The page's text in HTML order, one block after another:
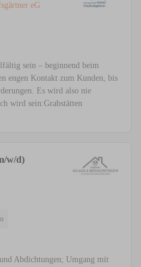
eG
sein – beginnend beim
engen Kontakt zum Kunden, bis
Es wird also nie
wird sein:Grabstätten
w/d)
Abdichtungen; Umgang mit